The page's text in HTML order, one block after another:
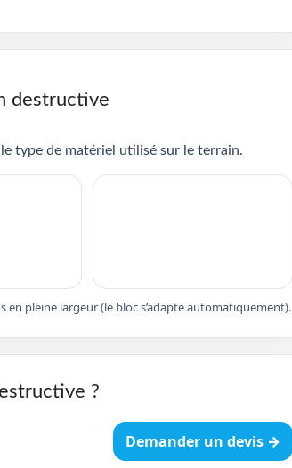
destructive
type de matériel utilisé sur le terrain.
en pleine largeur (le bloc s’adapte automatiquement).
?
Demander un devis →